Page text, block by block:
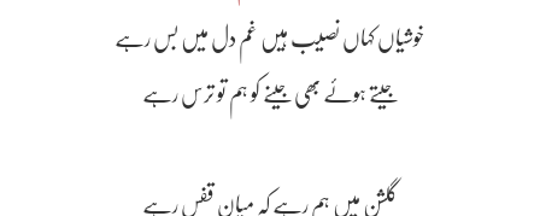
خوشیاں کہاں نصیب ہیں غم دل میں بس رہے
جیتے ہوئے بھی جینے کو ہم تو ترس رہے
گلشن میں ہم رہے کہ میانِ قفس رہے